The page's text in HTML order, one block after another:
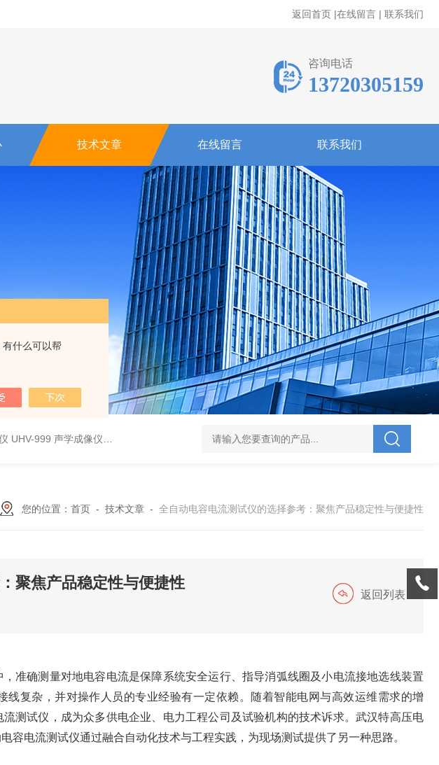
什么可以帮
返回首页 |在线留言 | 联系我们
咨询电话
13720305159
技术文章 在线留言 联系我们
UHV-999 声学成像仪 UHV-995 电力综合试验车 UHV-701 级差配合测试仪 UHV-646 全自动水溶
您的位置： 首页 - 技术文章 - 全自动电容电流测试仪的选择参考：聚焦产品稳定性与便捷性
聚焦产品稳定性与便捷性
返回列表
准确测量对地电容电流是保障系统安全运行、指导消弧线圈及小电流接地选线装置
线复杂，并对操作人员的专业经验有一定依赖。随着智能电网与高效运维需求的增
测试仪，成为众多供电企业、电力工程公司及试验机构的技术诉求。武汉特高压电
容电流测试仪通过融合自动化技术与工程实践，为现场测试提供了另一种思路。